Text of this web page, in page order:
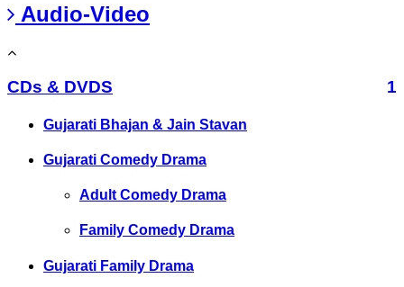
Audio-Video
CDs & DVDS 1
Gujarati Bhajan & Jain Stavan
Gujarati Comedy Drama
Adult Comedy Drama
Family Comedy Drama
Gujarati Family Drama